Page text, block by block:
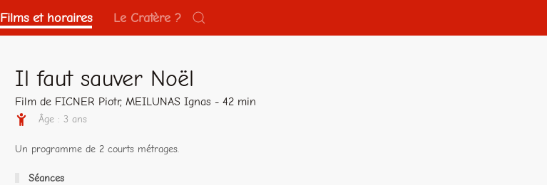
Films et horaires Le Cratère ?
Il faut sauver Noël
Film de FICNER Piotr, MEILUNAS Ignas - 42 min
Âge : 3 ans
Un programme de 2 courts métrages.
Séances